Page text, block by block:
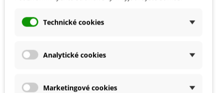
Výsev/výsadba
Výrobca
SemenaOnline
Vegetačné Obdobie
Letničky
Technické cookies
Analytické cookies
Marketingové cookies